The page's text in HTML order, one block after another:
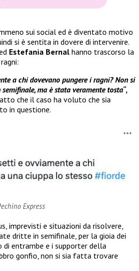
sui social ed è diventato motivo
si è sentita in dovere di intervenire.
Estefania Bernal hanno trascorso la
a chi dovevano pungere i ragni? Non si
ma è stata veramente tosta“,
che il caso ha voluto che sia
in questione.
Express
imprevisti e situazioni da risolvere,
dritte in semifinale, per la gioia dei
entrambe e i supporter della
gonfio, non si sia fatta trovare